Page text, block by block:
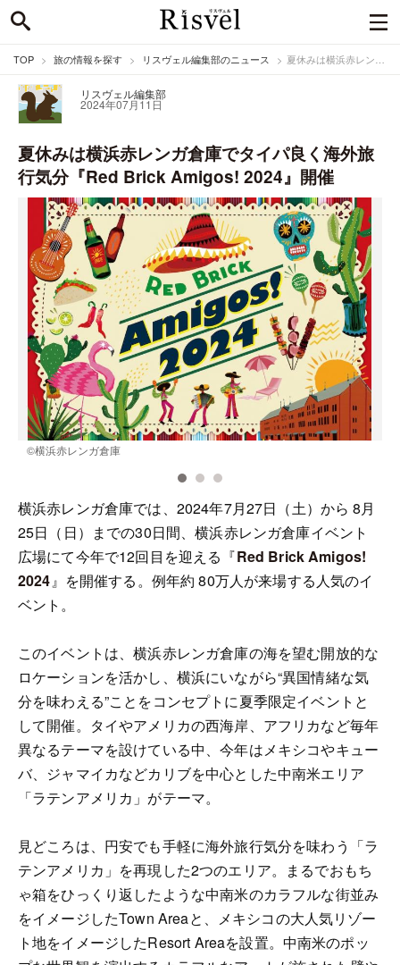
TOP 旅の情報を探す リスヴェル編集部のニュース 夏休みは横浜赤レンガ倉庫でタイパ良く海外旅行気分『Red Brick Amigos! 2024』開催
リスヴェル編集部
2024年07月11日
夏休みは横浜赤レンガ倉庫でタイパ良く海外旅
行気分『Red Brick Amigos! 2024』開催
©️横浜赤レンガ倉庫
横浜赤レンガ倉庫では、2024年7月27日（土）から 8月
25日（日）までの30日間、横浜赤レンガ倉庫イベント
広場にて今年で12回目を迎える『Red Brick Amigos!
2024』を開催する。例年約 80万人が来場する人気のイ
ベント。
このイベントは、横浜赤レンガ倉庫の海を望む開放的な
ロケーションを活かし、横浜にいながら“異国情緒な気
分を味わえる”ことをコンセプトに夏季限定イベントと
して開催。タイやアメリカの西海岸、アフリカなど毎年
異なるテーマを設けている中、今年はメキシコやキュー
バ、ジャマイカなどカリブを中心とした中南米エリア
「ラテンアメリカ」がテーマ。
見どころは、円安でも手軽に海外旅行気分を味わう「ラ
テンアメリカ」を再現した2つのエリア。まるでおもち
ゃ箱をひっくり返したような中南米のカラフルな街並み
をイメージしたTown Areaと、メキシコの大人気リゾー
ト地をイメージしたResort Areaを設置。中南米のポッ